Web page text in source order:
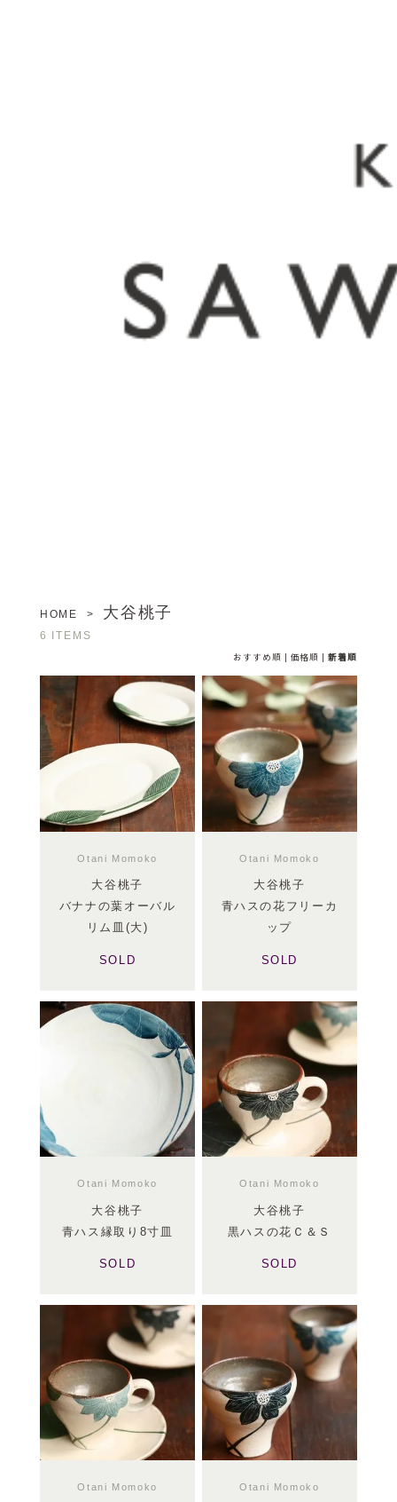
HOME > 大谷桃子
6 ITEMS
おすすめ順 | 価格順 |新着順
Otani Momoko
大谷桃子
バナナの葉オーバル
リム皿(大)
SOLD
Otani Momoko
大谷桃子
青ハスの花フリーカ
ップ
SOLD
Otani Momoko
大谷桃子
青ハス縁取り8寸皿
SOLD
Otani Momoko
大谷桃子
黒ハスの花Ｃ＆Ｓ
SOLD
Otani Momoko Otani Momoko